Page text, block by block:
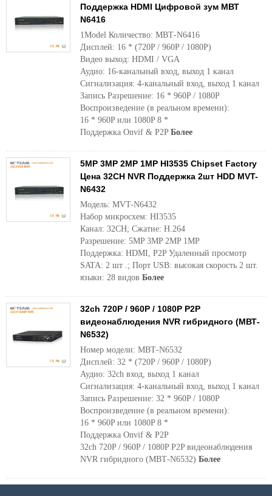
Поддержка HDMI Цифровой зум МВТ
N6416
1Model Количество: МВТ-N6416
Дисплей: 16 * (720P / 960P / 1080P)
Видео выход: HDMI / VGA
Аудио: 16-канальный вход, выход 1 канал
Сигнализация: 4-канальный вход, выход 1 канал
Запись Разрешение: 16 * 960P / 1080P
Воспроизведение (в реальном времени):
16 * 960P или 1080P 8 *
Поддержка Onvif & P2P Более
5MP 3MP 2MP 1MP HI3535 Chipset Factory
Цена 32CH NVR Поддержка 2шт HDD MVT-
N6432
Модель: MVT-N6432
Набор микросхем: HI3535
Канал: 32CH; Сжатие: H.264
Разрешение: 5MP 3MP 2MP 1MP
Поддержка: HDMI, P2P Удаленный просмотр
SATA: 2 шт .; Порт USB: высокая скорость 2 шт.
языки: 28 видов Более
32ch 720P / 960P / 1080P P2P
видеонаблюдения NVR гибридного (МВТ-
N6532)
Номер модели: МВТ-N6532
Дисплей: 32 * (720P / 960P / 1080P)
Аудио: 32ch вход, выход 1 канал
Сигнализация: 4-канальный вход, выход 1 канал
Запись Разрешение: 32 * 960P / 1080P
Воспроизведение (в реальном времени):
16 * 960P или 1080P 8 *
Поддержка Onvif & P2P
32ch 720P / 960P / 1080P P2P видеонаблюдения
NVR гибридного (МВТ-N6532) Более